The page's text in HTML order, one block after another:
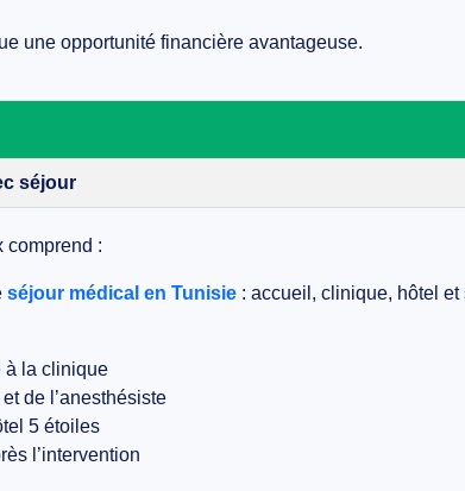
une opportunité financière avantageuse.
séjour
comprend :
séjour médical en Tunisie : accueil, clinique, hôtel et
à la clinique
de l’anesthésiste
5 étoiles
l’intervention